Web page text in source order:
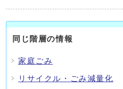
同じ階層の情報
家庭ごみ
リサイクル・ごみ減量化